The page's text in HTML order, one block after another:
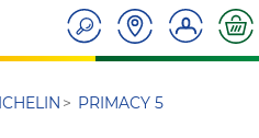
PRIMACY 5